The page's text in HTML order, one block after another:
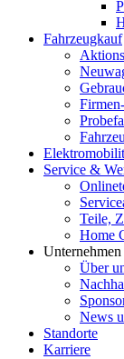
Fahrzeugkauf
Service &
Teile,
Home
Unternehmen
Über
News
Standorte
Karriere